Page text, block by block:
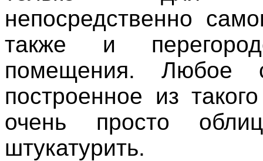
непосредственно
также и
помещения. Любое
построенное из
очень просто
штукатурить.